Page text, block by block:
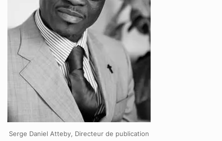
Serge Daniel Atteby, Directeur de publication